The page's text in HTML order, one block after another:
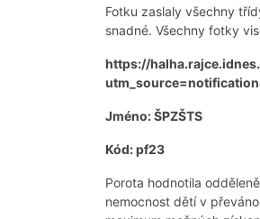
Fotku zaslaly všechny
snadné. Všechny fotky
https://
Jméno: ŠPZŠTS
Kód: pf23
Porota hodnotila
nemocnost dětí v